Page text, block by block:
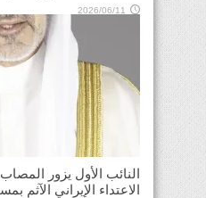
2026/06/11
النائب الأول يزور
الاعتداء الإيراني الآثم